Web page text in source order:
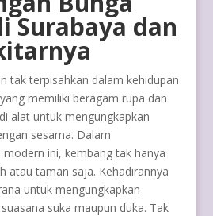
Surabaya dan
tak terpisahkan dalam kehidupan
memiliki beragam rupa dan
alat untuk mengungkapkan
sesama. Dalam
ini, kembang tak hanya
atau taman saja. Kehadirannya
untuk mengungkapkan
suka maupun duka. Tak